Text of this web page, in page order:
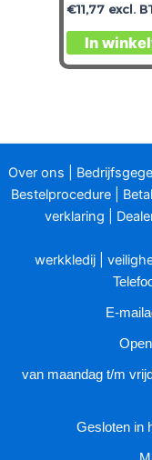
€11,77 excl.
In
Over ons
Bestelprocedure|
verklaring
werkkledij
E-
van maandag t/m
Gesloten in